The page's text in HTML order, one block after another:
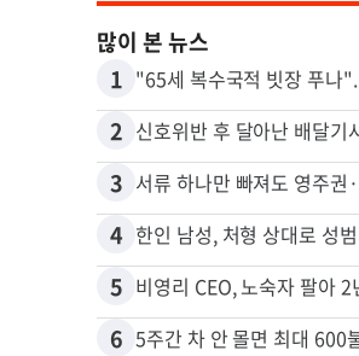
많이 본 뉴스
1
2
3
4
5 비영리 CEO, 노숙자 팔아
6 5주간 차 안 몰면 최대 600